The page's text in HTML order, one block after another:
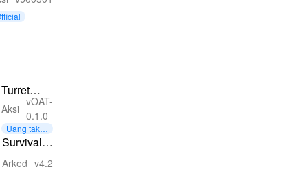
Turret
Defense -
Tower 3D
Game
Aksi
vOAT-
0.1.0
Uang tak t
erbatas
Survival
Clicker
Arked v4.2